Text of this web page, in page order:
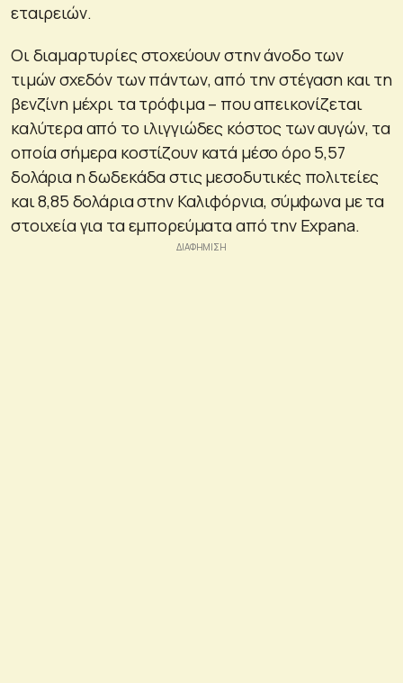
εταιρειών.
Οι διαμαρτυρίες στοχεύουν στην άνοδο των
τιμών σχεδόν των πάντων, από την στέγαση και τη
βενζίνη μέχρι τα τρόφιμα – που απεικονίζεται
καλύτερα από το ιλιγγιώδες κόστος των αυγών, τα
οποία σήμερα κοστίζουν κατά μέσο όρο 5,57
δολάρια η δωδεκάδα στις μεσοδυτικές πολιτείες
και 8,85 δολάρια στην Καλιφόρνια, σύμφωνα με τα
στοιχεία για τα εμπορεύματα από την Expana.